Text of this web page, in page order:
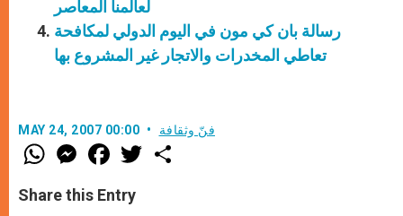
لعالمنا المعاصر
رسالة بان كي مون في اليوم الدولي لمكافحة
تعاطي المخدرات والاتجار غير المشروع بها
MAY 24, 2007 00:00 فنّ وثقافة
W
h
t
s
M
e
s
e
F
a
e
b
w
Share this Entry